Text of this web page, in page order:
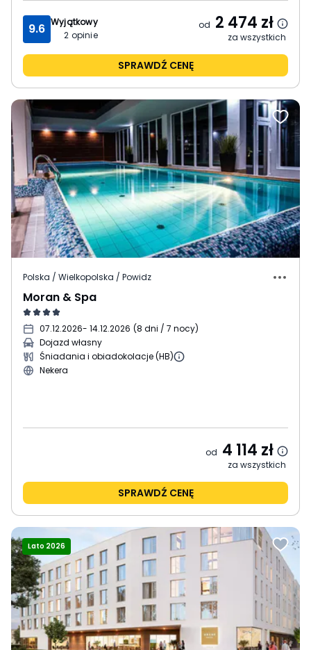
9.6 Wyjątkowy
2 opinie
od 2 474 zł
za wszystkich
SPRAWDŹ CENĘ
Polska / Wielkopolska / Powidz
Moran & Spa
07.12.2026- 14.12.2026 (8 dni / 7 nocy)
Dojazd własny
Śniadania i obiadokolacje (HB)
Nekera
od 4 114 zł
za wszystkich
SPRAWDŹ CENĘ
Lato 2026